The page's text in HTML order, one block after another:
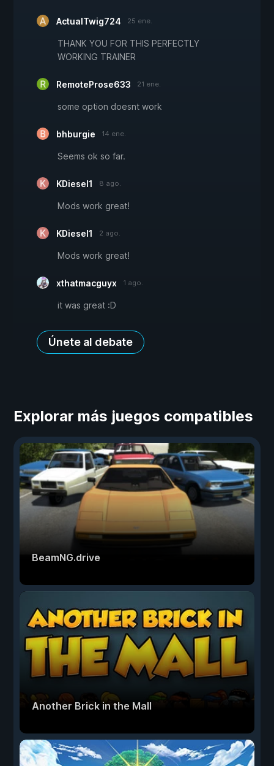
ActualTwig724 25 ene.
THANK YOU FOR THIS PERFECTLY
WORKING TRAINER
RemoteProse633 21 ene.
some option doesnt work
bhburgie 14 ene.
Seems ok so far.
KDiesel1 8 ago.
Mods work great!
KDiesel1 2 ago.
Mods work great!
xthatmacguyx 1 ago.
it was great :D
Únete al debate
Explorar más juegos compatibles
BeamNG.drive
Another Brick in the Mall